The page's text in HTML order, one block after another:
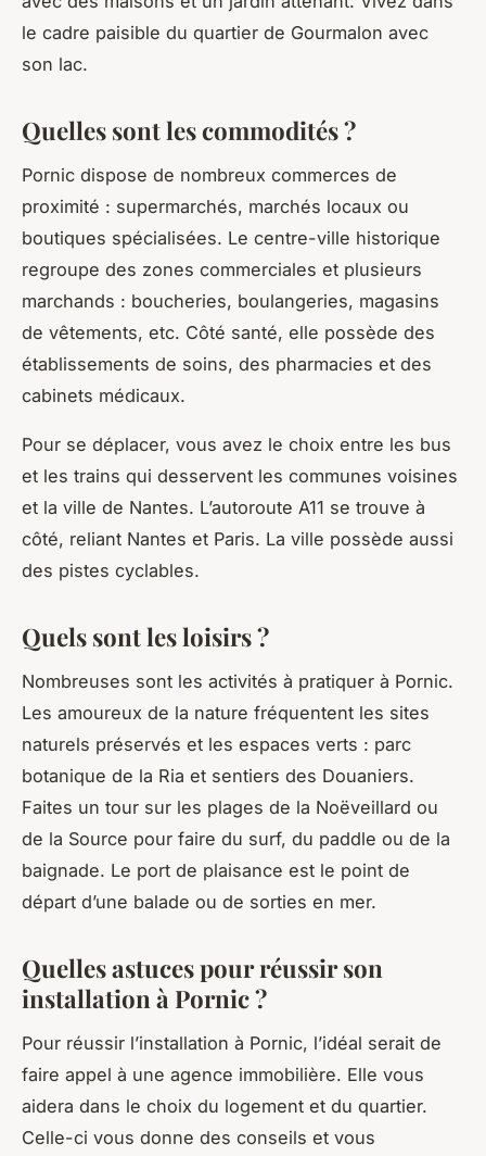
le cadre paisible du quartier de Gourmalon avec
son lac.
Quelles sont les commodités ?
Pornic dispose de nombreux commerces de
proximité : supermarchés, marchés locaux ou
boutiques spécialisées. Le centre-ville historique
regroupe des zones commerciales et plusieurs
marchands : boucheries, boulangeries, magasins
de vêtements, etc. Côté santé, elle possède des
établissements de soins, des pharmacies et des
cabinets médicaux.
Pour se déplacer, vous avez le choix entre les bus
et les trains qui desservent les communes voisines
et la ville de Nantes. L’autoroute A11 se trouve à
côté, reliant Nantes et Paris. La ville possède aussi
des pistes cyclables.
Quels sont les loisirs ?
Nombreuses sont les activités à pratiquer à Pornic.
Les amoureux de la nature fréquentent les sites
naturels préservés et les espaces verts : parc
botanique de la Ria et sentiers des Douaniers.
Faites un tour sur les plages de la Noëveillard ou
de la Source pour faire du surf, du paddle ou de la
baignade. Le port de plaisance est le point de
départ d’une balade ou de sorties en mer.
Quelles astuces pour réussir son
installation à Pornic ?
Pour réussir l’installation à Pornic, l’idéal serait de
faire appel à une agence immobilière. Elle vous
aidera dans le choix du logement et du quartier.
Celle-ci vous donne des conseils et vous